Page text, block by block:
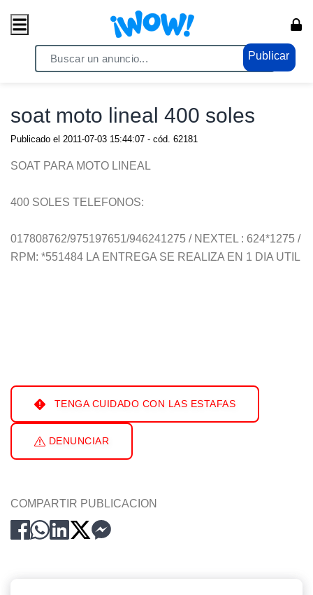
Publicar
/ Vehiculos / Motos
soat moto lineal 400 soles
Publicado el 2011-07-03 15:44:07 - cód. 62181
SOAT PARA MOTO LINEAL
400 SOLES TELEFONOS:
017808762/975197651/946241275 / NEXTEL : 624*1275 /
RPM: *551484 LA ENTREGA SE REALIZA EN 1 DIA UTIL
TENGA CUIDADO CON LAS ESTAFAS
DENUNCIAR
COMPARTIR PUBLICACION